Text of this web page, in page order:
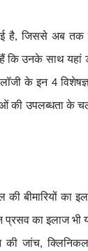
गई है, जिससे अब
कि उनके साथ यहां
के इन 4
की उपलब्धता के
की बीमारियों का
का इलाज भी
जांच, क्लिनिकल